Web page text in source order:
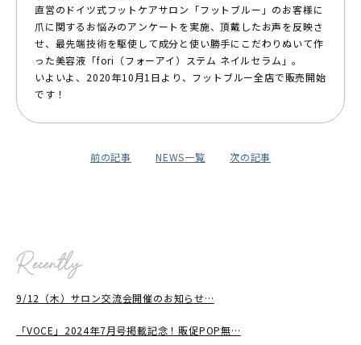
直営のドイツ式フットケアサロン「フットブルー」のお客様に
爪に関するお悩みのアンケートを実施、頂戴したお声を反映さ
せ、最先端技術を駆使して成分と使い勝手にこだわりぬいて作
った美容液「fori（フォーアイ）ステム ネイルセラム」。
いよいよ、2020年10月1日より、フットブルー全店で販売開始
です！
前の記事 NEWS一覧 次の記事
9/12（木）サロン交流会開催のお知らせ…
「VOCE」2024年7月号掲載記念！販促POP無…